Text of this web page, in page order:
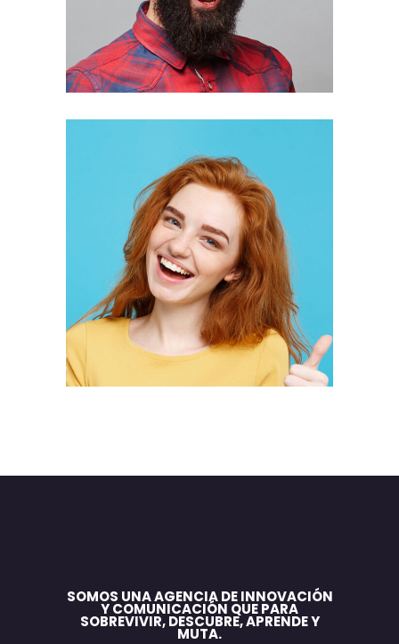
RIMSHA
BENDER
Designer
SOMOS UNA AGENCIA DE INNOVACIÓN
Y COMUNICACIÓN QUE PARA
SOBREVIVIR, DESCUBRE, APRENDE Y
MUTA.